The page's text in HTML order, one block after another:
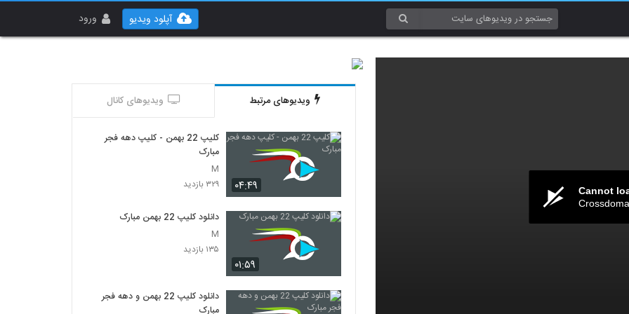
ورود آپلود ویدیو
Cannot
ویدیوهای مرتبط ویدیوهای کانال
۰۴:۴۹
کلیپ 22 بهمن - کلیپ دهه فجر
مبارک
M
۳۲۹ بازدید
۰۱:۵۹
دانلود کلیپ 22 بهمن مبارک
M
۱۳۵ بازدید
دانلود کلیپ 22 بهمن و دهه فجر
مبارک